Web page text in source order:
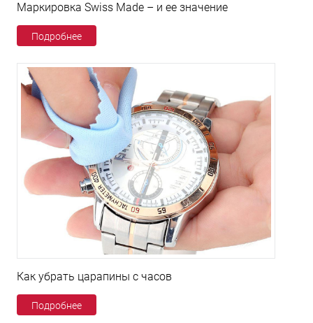
Маркировка Swiss Made – и ее значение
Подробнее
Как убрать царапины с часов
Подробнее